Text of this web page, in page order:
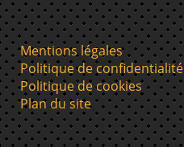
Mentions légales
Politique de confidentialité
Politique de cookies
Plan du site